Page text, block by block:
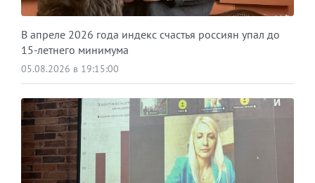
В апреле 2026 года индекс счастья россиян упал до
15-летнего минимума
05.08.2026 в 19:15:00